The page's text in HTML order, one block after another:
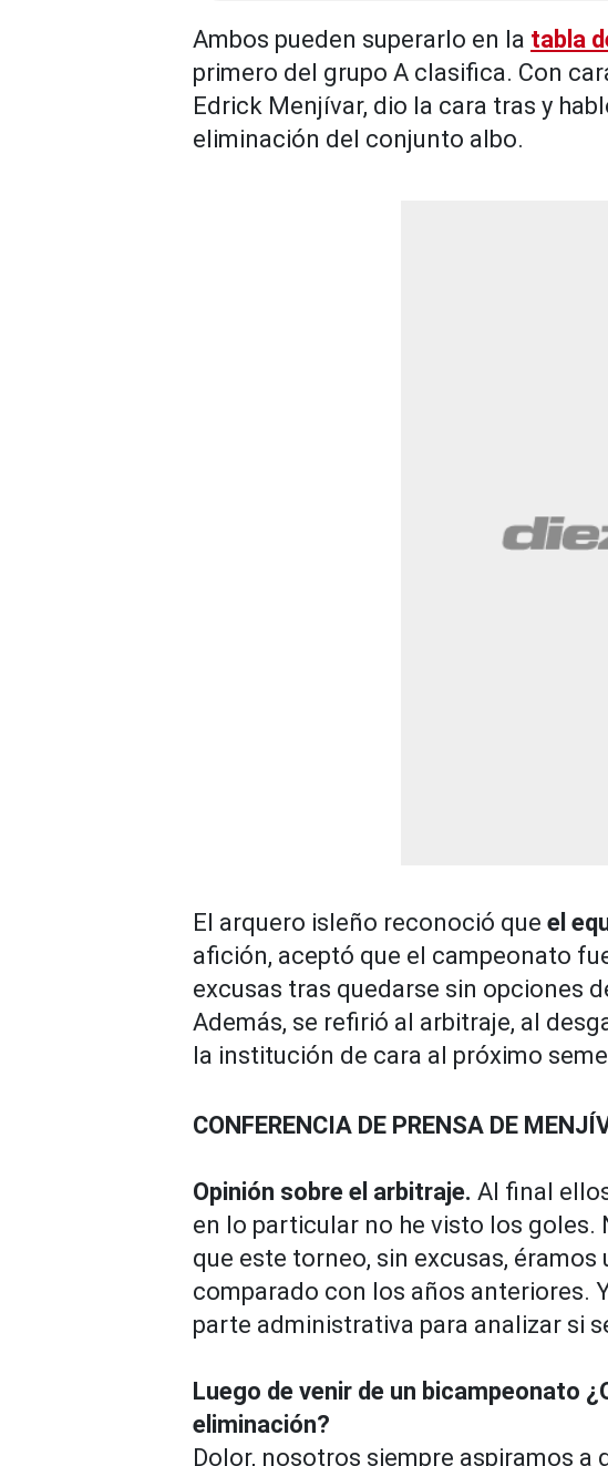
Ambos pueden superarlo en la tabla
primero del grupo A clasifica. Con
Edrick Menjívar, dio la cara tras y
eliminación del conjunto albo.
El arquero isleño reconoció que el
afición, aceptó que el campeonato
excusas tras quedarse sin opciones
Además, se refirió al arbitraje, al
la institución de cara al próximo
CONFERENCIA DE PRENSA DE
Opinión sobre el arbitraje. Al final
en lo particular no he visto los goles.
que este torneo, sin excusas,
comparado con los años anteriores.
parte administrativa para analizar si
Luego de venir de un bicampeonato
eliminación?
Dolor, nosotros siempre aspiramos a